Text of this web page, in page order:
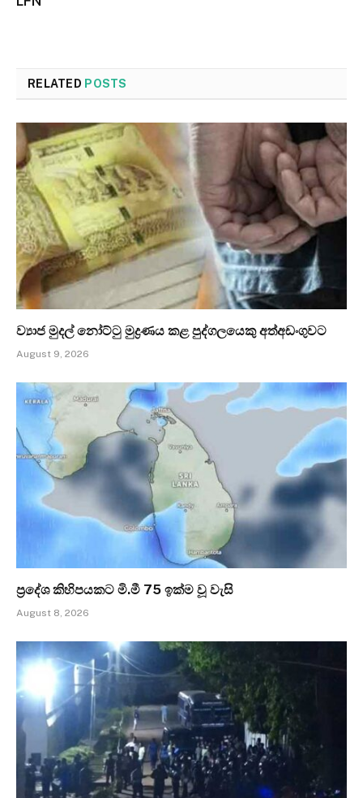
RELATED POSTS
ව්‍යාජ මුදල් නෝට්ටු මුද්‍රණය කළ පුද්ගලයෙකු අත්අඩංගුවට
August 9, 2026
ප්‍රදේශ කිහිපයකට මි.මී 75 ඉක්ම වූ වැසි
August 8, 2026